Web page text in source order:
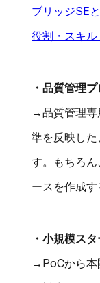
ブリッジSE
役割・スキ
・品質管理
→品質管理専
準を反映し
す。もちろ
ースを作成す
・小規模ス
→PoCから本